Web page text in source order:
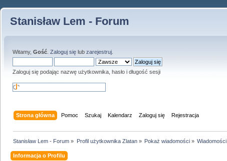
Stanisław Lem - Forum
Witamy, Gość Zaloguj się lub zarejestruj
Zaloguj się podając nazwę użytkownika, hasło i długość sesji
Strona główna Pomoc Szukaj Kalendarz Zaloguj się Rejestracja
Stanisław Lem - Forum » Profil użytkownika Zlatan» Pokaż wiadomości» Wiadomości
Informacja o Profilu